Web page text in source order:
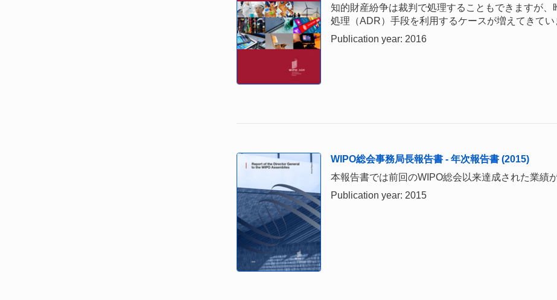
知的財産紛争は裁判で処理することもできますが
処理（ADR）手段を利用するケースが増えてきてい
Publication year: 2016
WIPO総会事務局長報告書 - 年次報告書 (2015)
本報告書では前回のWIPO総会以来達成された業績
Publication year: 2015